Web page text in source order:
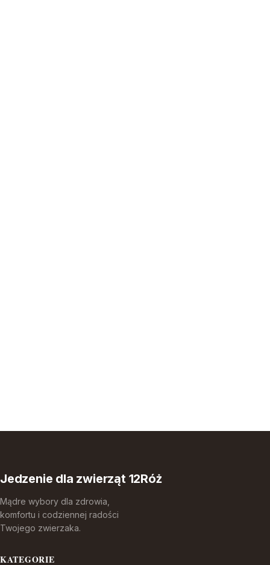
Jedzenie dla zwierząt 12Róż
Mądre wybory dla zdrowia,
komfortu i codziennej radości
Twojego zwierzaka.
KATEGORIE